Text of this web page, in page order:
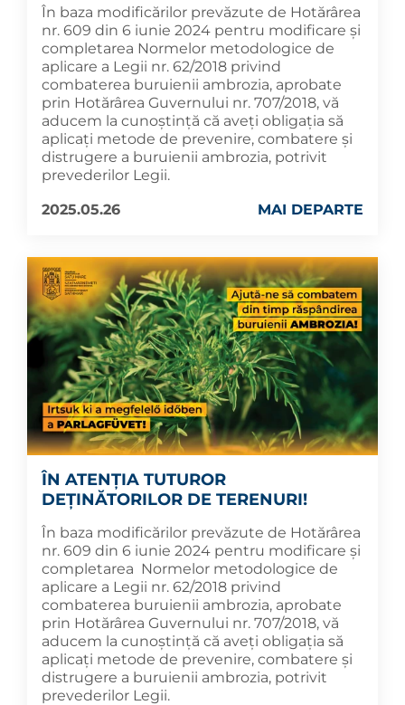
În baza modificărilor prevăzute de Hotărârea
nr. 609 din 6 iunie 2024 pentru modificare și
completarea Normelor metodologice de
aplicare a Legii nr. 62/2018 privind
combaterea buruienii ambrozia, aprobate
prin Hotărârea Guvernului nr. 707/2018, vă
aducem la cunoștință că aveți obligația să
aplicaţi metode de prevenire, combatere şi
distrugere a buruienii ambrozia, potrivit
prevederilor Legii.
2025.05.26
MAI DEPARTE
ÎN ATENȚIA TUTUROR
DEȚINĂTORILOR DE TERENURI!
În baza modificărilor prevăzute de Hotărârea
nr. 609 din 6 iunie 2024 pentru modificare și
completarea Normelor metodologice de
aplicare a Legii nr. 62/2018 privind
combaterea buruienii ambrozia, aprobate
prin Hotărârea Guvernului nr. 707/2018, vă
aducem la cunoștință că aveți obligația să
aplicaţi metode de prevenire, combatere şi
distrugere a buruienii ambrozia, potrivit
prevederilor Legii.